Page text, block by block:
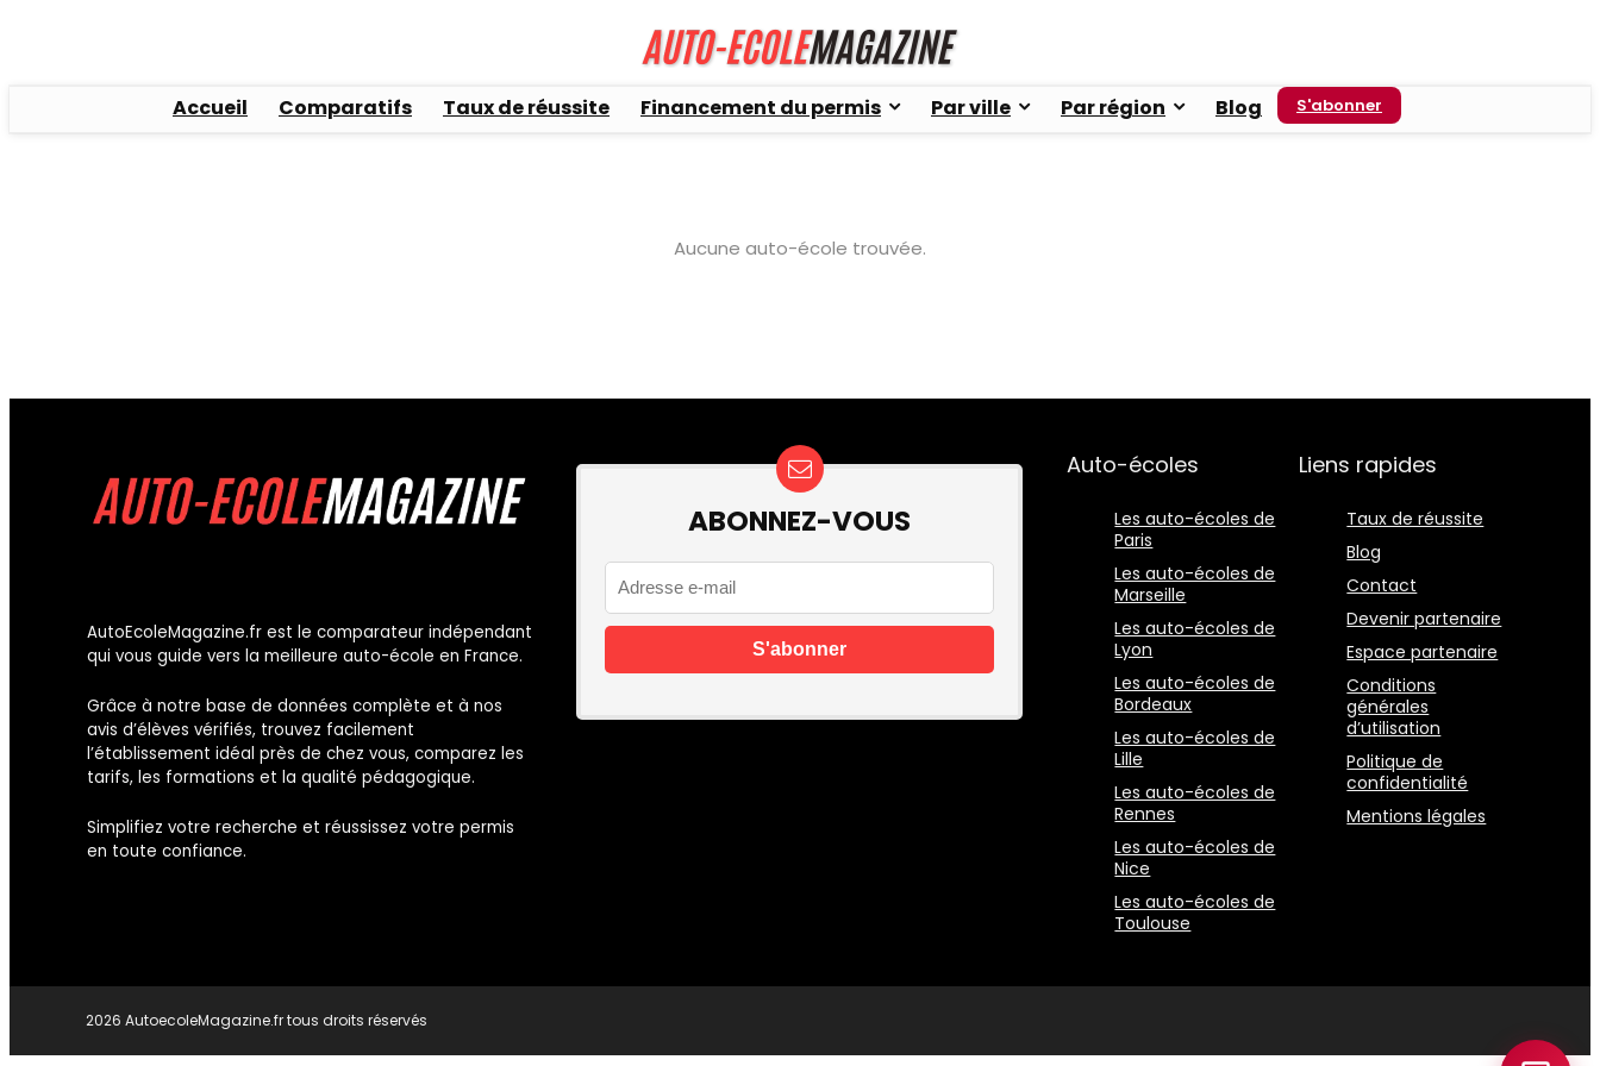
Accueil Comparatifs Taux de réussite Financement du permis Par ville Par région Blog S'abonner
Aucune auto-école trouvée.
AutoEcoleMagazine.fr est le comparateur indépendant
qui vous guide vers la meilleure auto-école en France.
Grâce à notre base de données complète et à nos
avis d’élèves vérifiés, trouvez facilement
l’établissement idéal près de chez vous, comparez les
tarifs, les formations et la qualité pédagogique.
Simplifiez votre recherche et réussissez votre permis
en toute confiance.
ABONNEZ-VOUS
Auto-écoles
Les auto-écoles de
Paris
Les auto-écoles de
Marseille
Les auto-écoles de
Lyon
Les auto-écoles de
Bordeaux
Les auto-écoles de
Lille
Les auto-écoles de
Rennes
Les auto-écoles de
Nice
Les auto-écoles de
Toulouse
Liens rapides
Taux de réussite
Blog
Contact
Devenir partenaire
Espace partenaire
Conditions
générales
d’utilisation
Politique de
confidentialité
Mentions légales
2026 AutoecoleMagazine.fr tous droits réservés